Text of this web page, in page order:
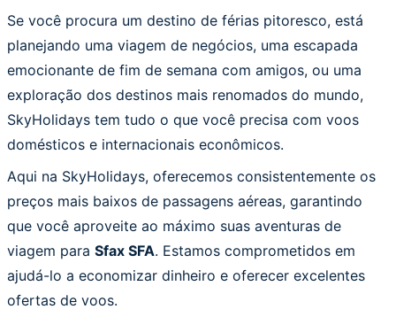
Se você procura um destino de férias pitoresco, está
planejando uma viagem de negócios, uma escapada
emocionante de fim de semana com amigos, ou uma
exploração dos destinos mais renomados do mundo,
SkyHolidays tem tudo o que você precisa com voos
domésticos e internacionais econômicos.
Aqui na SkyHolidays, oferecemos consistentemente os
preços mais baixos de passagens aéreas, garantindo
que você aproveite ao máximo suas aventuras de
viagem para Sfax SFA. Estamos comprometidos em
ajudá-lo a economizar dinheiro e oferecer excelentes
ofertas de voos.